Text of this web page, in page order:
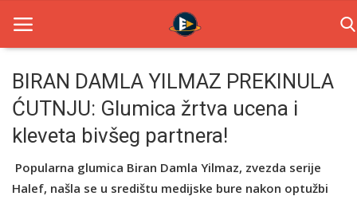
Home
Novosti
TV Serije
BIRAN DAMLA YILMAZ PREKINULA
ĆUTNJU: Glumica žrtva ucena i
kleveta bivšeg partnera!
Popularna glumica Biran Damla Yilmaz, zvezda serije
Halef, našla se u središtu medijske bure nakon optužbi